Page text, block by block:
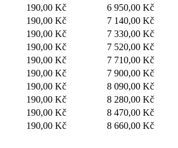
190,00 Kč
6 950,00 Kč
190,00 Kč
7 140,00 Kč
190,00 Kč
7 330,00 Kč
190,00 Kč
7 520,00 Kč
190,00 Kč
7 710,00 Kč
190,00 Kč
7 900,00 Kč
190,00 Kč
8 090,00 Kč
190,00 Kč
8 280,00 Kč
190,00 Kč
8 470,00 Kč
190,00 Kč 8 660,00 Kč